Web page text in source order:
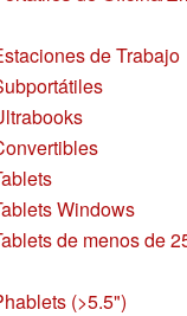
de Trabajo
Windows
de menos de
(>5.5")